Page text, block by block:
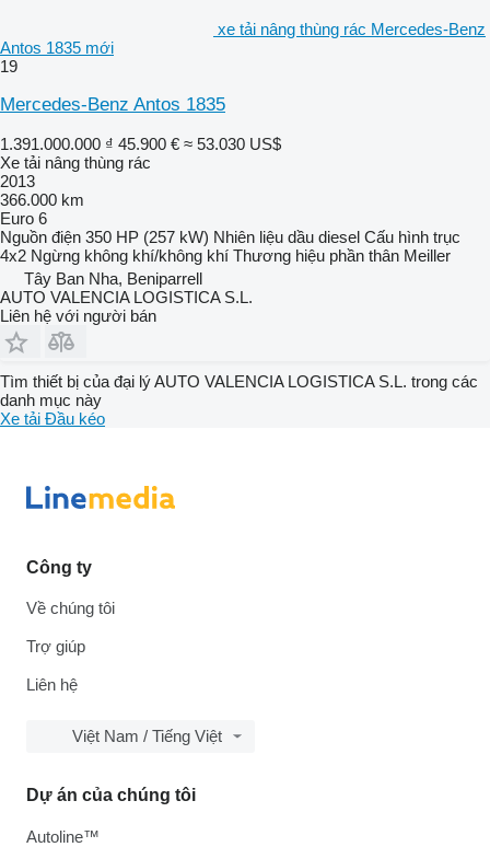
xe tải nâng thùng rác Mercedes-Benz
Antos 1835 mới
19
Mercedes-Benz Antos 1835
1.391.000.000 ₫ 45.900 € ≈ 53.030 US$
Xe tải nâng thùng rác
2013
366.000 km
Euro 6
Nguồn điện 350 HP (257 kW) Nhiên liệu dầu diesel Cấu hình trục
4x2 Ngừng không khí/không khí Thương hiệu phần thân Meiller
Tây Ban Nha, Beniparrell
AUTO VALENCIA LOGISTICA S.L.
Liên hệ với người bán
Tìm thiết bị của đại lý AUTO VALENCIA LOGISTICA S.L. trong các
danh mục này
Xe tải Đầu kéo
Công ty
Về chúng tôi
Trợ giúp
Liên hệ
Việt Nam / Tiếng Việt
Dự án của chúng tôi
Autoline™